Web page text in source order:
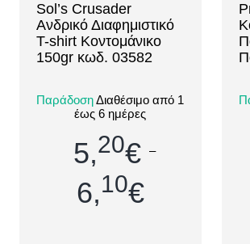
[ti_wishlists_addtowishlist
loop=yes]
Sol’s Crusader
Ανδρικό Διαφημιστικό
T-shirt Κοντομάνικο
150gr κωδ. 03582
ένα κλασικό, άνετο και
ποιοτικό ανδρικό
διαφημιστικό T-shirt,
ιδανικό για εκτύπωση
λογοτύπου, μη...
ΠαράδοσηΔιαθέσιμο από 1
έως 6 ημέρες
5,20€ –
6,10€